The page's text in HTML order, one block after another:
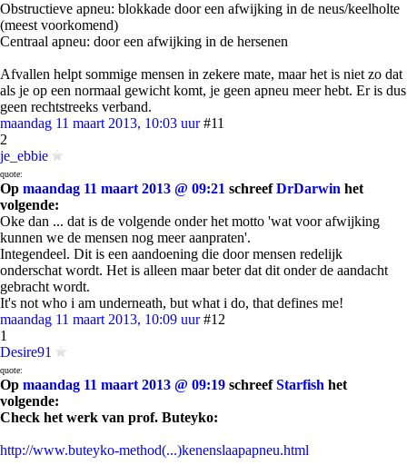
Obstructieve apneu: blokkade door een afwijking in de neus/keelholte
(meest voorkomend)
Centraal apneu: door een afwijking in de hersenen
Afvallen helpt sommige mensen in zekere mate, maar het is niet zo dat
als je op een normaal gewicht komt, je geen apneu meer hebt. Er is dus
geen rechtstreeks verband.
maandag 11 maart 2013, 10:03 uur #11
2
je_ebbie
quote:
Op maandag 11 maart 2013 @ 09:21 schreefDrDarwin het
volgende:
Oke dan ... dat is de volgende onder het motto 'wat voor afwijking
kunnen we de mensen nog meer aanpraten'.
Integendeel. Dit is een aandoening die door mensen redelijk
onderschat wordt. Het is alleen maar beter dat dit onder de aandacht
gebracht wordt.
It's not who i am underneath, but what i do, that defines me!
maandag 11 maart 2013, 10:09 uur #12
1
Desire91
quote:
Op maandag 11 maart 2013 @ 09:19 schreefStarfish het
volgende:
Check het werk van prof. Buteyko:
http://www.buteyko-method(...)kenenslaapapneu.html